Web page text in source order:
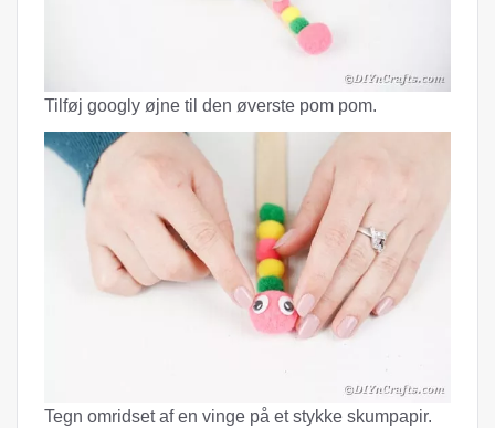
Tilføj googly øjne til den øverste pom pom.
Tegn omridset af en vinge på et stykke skumpapir.